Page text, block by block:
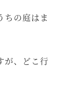
ちの庭はま
が、どこ行